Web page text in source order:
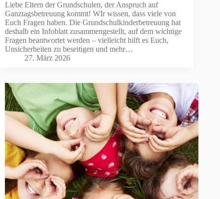
Liebe Eltern der Grundschulen, der Anspruch auf
Ganztagsbetreuung kommt! WIr wissen, dass viele von
Euch Fragen haben. Die Grundschulkinderbetreuung hat
deshalb ein Infoblatt zusammengestellt, auf dem wichtige
Fragen beantwortet werden – vielleicht hilft es Euch,
Unsicherheiten zu beseitigen und mehr…
27. März 2026